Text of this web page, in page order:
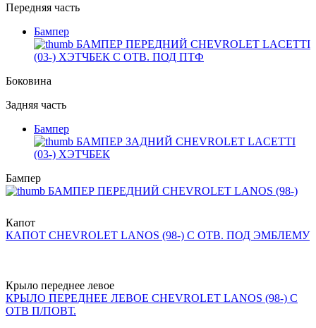
Передняя часть
Бампер
БАМПЕР ПЕРЕДНИЙ CHEVROLET LACETTI
(03-) ХЭТЧБЕК С ОТВ. ПОД ПТФ
Боковина
Задняя часть
Бампер
БАМПЕР ЗАДНИЙ CHEVROLET LACETTI
(03-) ХЭТЧБЕК
Бампер
БАМПЕР ПЕРЕДНИЙ CHEVROLET LANOS (98-)
Капот
КАПОТ CHEVROLET LANOS (98-) С ОТВ. ПОД ЭМБЛЕМУ
Крыло переднее левое
КРЫЛО ПЕРЕДНЕЕ ЛЕВОЕ CHEVROLET LANOS (98-) С
ОТВ П/ПОВТ.